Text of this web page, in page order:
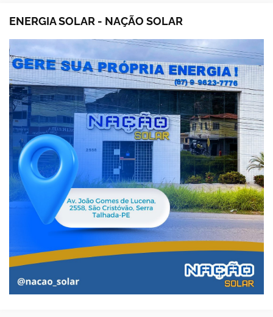
ENERGIA SOLAR - NAÇÃO SOLAR